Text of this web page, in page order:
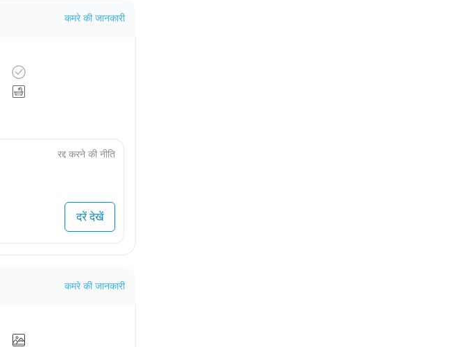
कमरे की जानकारी
रद्द करने की नीति
दरें देखें
कमरे की जानकारी